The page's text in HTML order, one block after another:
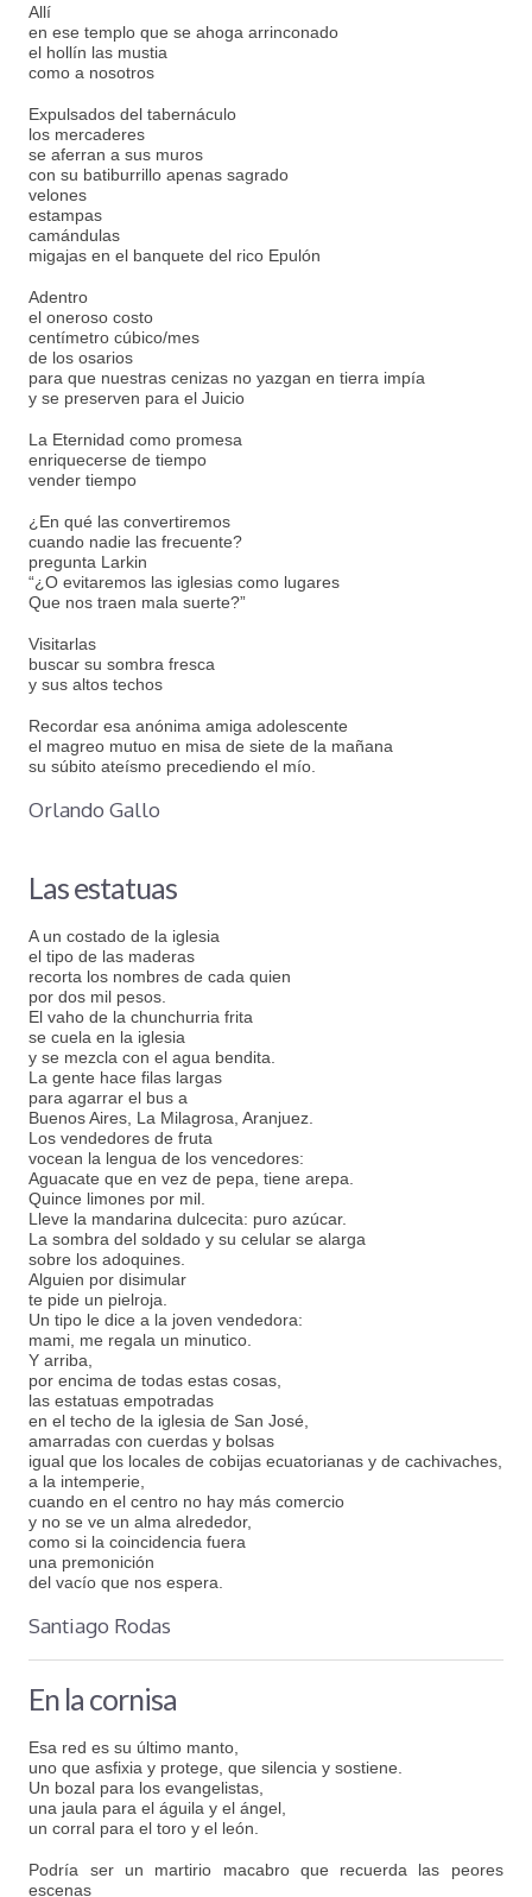
Allí
en ese templo que se ahoga arrinconado
el hollín las mustia
como a nosotros
Expulsados del tabernáculo
los mercaderes
se aferran a sus muros
con su batiburrillo apenas sagrado
velones
estampas
camándulas
migajas en el banquete del rico Epulón
Adentro
el oneroso costo
centímetro cúbico/mes
de los osarios
para que nuestras cenizas no yazgan en tierra impía
y se preserven para el Juicio
La Eternidad como promesa
enriquecerse de tiempo
vender tiempo
¿En qué las convertiremos
cuando nadie las frecuente?
pregunta Larkin
“¿O evitaremos las iglesias como lugares
Que nos traen mala suerte?”
Visitarlas
buscar su sombra fresca
y sus altos techos
Recordar esa anónima amiga adolescente
el magreo mutuo en misa de siete de la mañana
su súbito ateísmo precediendo el mío.
Orlando Gallo
Las estatuas
A un costado de la iglesia
el tipo de las maderas
recorta los nombres de cada quien
por dos mil pesos.
El vaho de la chunchurria frita
se cuela en la iglesia
y se mezcla con el agua bendita.
La gente hace filas largas
para agarrar el bus a
Buenos Aires, La Milagrosa, Aranjuez.
Los vendedores de fruta
vocean la lengua de los vencedores:
Aguacate que en vez de pepa, tiene arepa.
Quince limones por mil.
Lleve la mandarina dulcecita: puro azúcar.
La sombra del soldado y su celular se alarga
sobre los adoquines.
Alguien por disimular
te pide un pielroja.
Un tipo le dice a la joven vendedora:
mami, me regala un minutico.
Y arriba,
por encima de todas estas cosas,
las estatuas empotradas
en el techo de la iglesia de San José,
amarradas con cuerdas y bolsas
igual que los locales de cobijas ecuatorianas y de cachivaches,
a la intemperie,
cuando en el centro no hay más comercio
y no se ve un alma alrededor,
como si la coincidencia fuera
una premonición
del vacío que nos espera.
Santiago Rodas
En la cornisa
Esa red es su último manto,
uno que asfixia y protege, que silencia y sostiene.
Un bozal para los evangelistas,
una jaula para el águila y el ángel,
un corral para el toro y el león.
Podría ser un martirio macabro que recuerda las peores
escenas